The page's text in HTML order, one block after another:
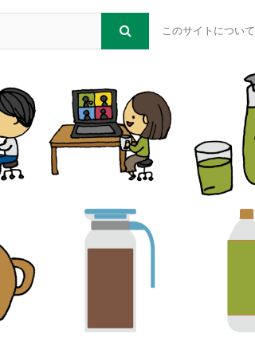
このサイトについて